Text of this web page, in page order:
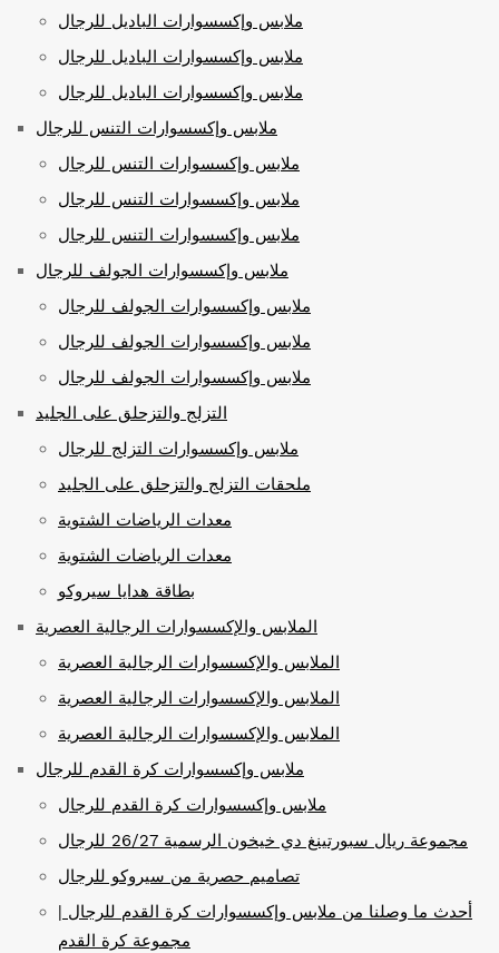
ملابس وإكسسوارات الباديل للرجال
ملابس وإكسسوارات الباديل للرجال
ملابس وإكسسوارات الباديل للرجال
ملابس وإكسسوارات التنس للرجال
ملابس وإكسسوارات التنس للرجال
ملابس وإكسسوارات التنس للرجال
ملابس وإكسسوارات التنس للرجال
ملابس وإكسسوارات الجولف للرجال
ملابس وإكسسوارات الجولف للرجال
ملابس وإكسسوارات الجولف للرجال
ملابس وإكسسوارات الجولف للرجال
التزلج والتزحلق على الجليد
ملابس وإكسسوارات التزلج للرجال
ملحقات التزلج والتزحلق على الجليد
معدات الرياضات الشتوية
معدات الرياضات الشتوية
بطاقة هدايا سيروكو
الملابس والإكسسوارات الرجالية العصرية
الملابس والإكسسوارات الرجالية العصرية
الملابس والإكسسوارات الرجالية العصرية
الملابس والإكسسوارات الرجالية العصرية
ملابس وإكسسوارات كرة القدم للرجال
ملابس وإكسسوارات كرة القدم للرجال
مجموعة ريال سبورتينغ دي خيخون الرسمية 26/27 للرجال
تصاميم حصرية من سيروكو للرجال
أحدث ما وصلنا من ملابس وإكسسوارات كرة القدم للرجال |
مجموعة كرة القدم